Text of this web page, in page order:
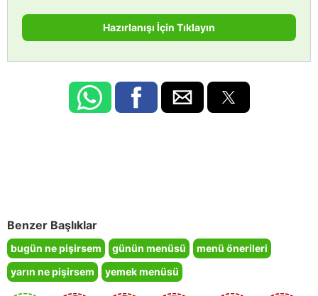
Hazırlanışı İçin Tıklayın
Benzer Başlıklar
bugün ne pişirsem günün menüsü
menü önerileri
yarın ne pişirsem
yemek menüsü